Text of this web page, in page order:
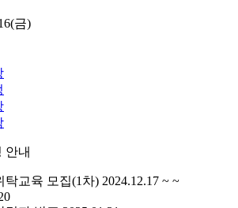
금)
안내
탁교육 모집(1차) 2024.12.17 ~ ~